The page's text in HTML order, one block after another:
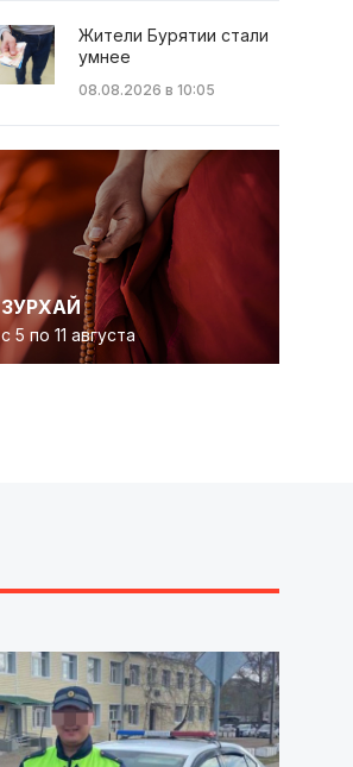
Жители Бурятии стали
умнее
08.08.2026 в 10:05
ЗУРХАЙ
с 5 по 11 августа